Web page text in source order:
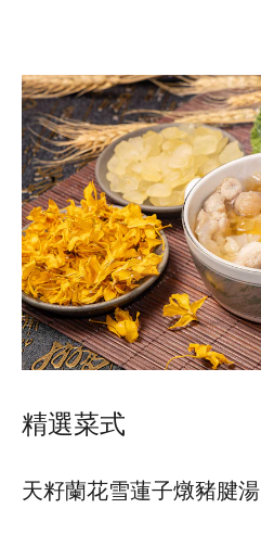
精選菜式
天籽蘭花雪蓮子燉豬腱湯